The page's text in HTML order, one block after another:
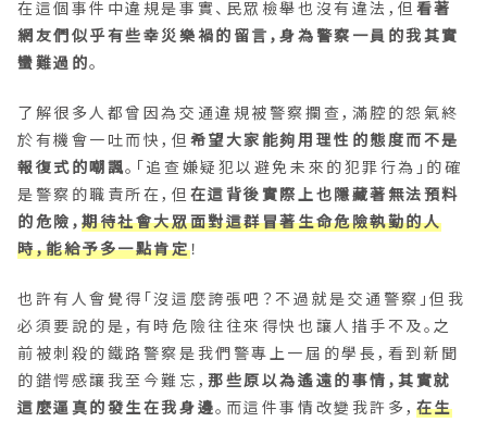
在這個事件中違規是事實、民眾檢舉也沒有違法，但 看著
網友們似乎有些幸災樂禍的留言，身為警察一員的我其實
蠻難過的。
了解很多人都曾因為交通違規被警察攔查，滿腔的怨氣終
於有機會一吐而快，但 希望大家能夠用理性的態度而不是
報復式的嘲諷。「追查嫌疑犯以避免未來的犯罪行為」的確
是警察的職責所在，但 在這背後實際上也隱藏著無法預料
的危險，期待社會大眾面對這群冒著生命危險執勤的人
時，能給予多一點肯定！
也許有人會覺得「沒這麼誇張吧？不過就是交通警察」但我
必須要說的是，有時危險往往來得快也讓人措手不及。之
前被刺殺的鐵路警察是我們警專上一屆的學長，看到新聞
的錯愕感讓我至今難忘，那些原以為遙遠的事情，其實就
這麼逼真的發生在我身邊。而這件事情改變我許多， 在生